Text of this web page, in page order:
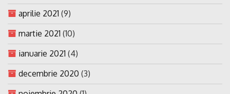
aprilie 2021 (9)
martie 2021 (10)
ianuarie 2021 (4)
decembrie 2020 (3)